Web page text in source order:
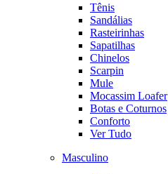
Tênis
Sandálias
Rasteirinhas
Sapatilhas
Chinelos
Scarpin
Mule
Mocassim Loafer
Botas e Coturnos
Conforto
Ver Tudo
Masculino